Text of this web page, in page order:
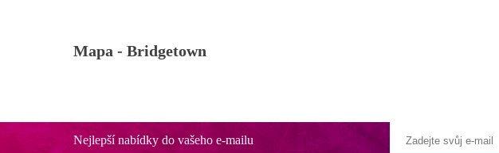
Mapa - Bridgetown
Nejlepší nabídky do vašeho e-mailu